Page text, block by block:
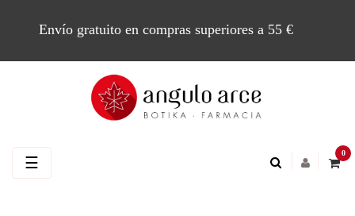
Envío gratuito en compras superiores a 55 €
0
Navegación
☰